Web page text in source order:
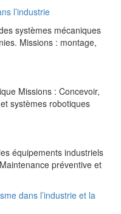
l’industrie
systèmes mécaniques
Missions : montage,
Missions : Concevoir,
systèmes robotiques
équipements industriels
préventive et
dans l’industrie et la